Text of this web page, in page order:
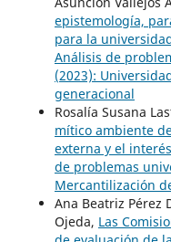
epistemología,
para la
Análisis de
(2023):
generacional
Rosalía Susana
mítico ambiente
externa y el
de problemas
Mercantilización
Ana Beatriz Pérez
Ojeda, Las